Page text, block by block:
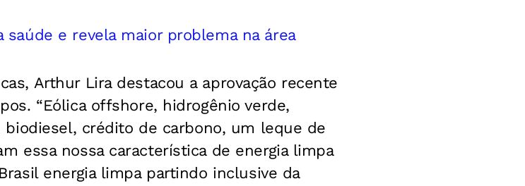
saúde e revela maior problema na área
Arthur Lira destacou a aprovação recente
“Eólica offshore, hidrogênio verde,
crédito de carbono, um leque de
essa nossa característica de energia limpa
energia limpa partindo inclusive da